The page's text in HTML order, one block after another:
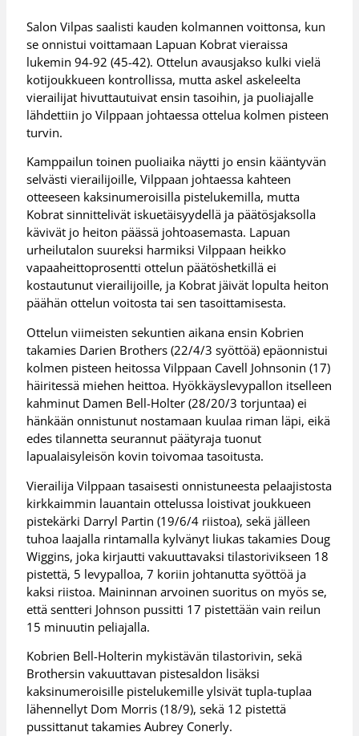
Salon Vilpas saalisti kauden kolmannen voittonsa, kun
se onnistui voittamaan Lapuan Kobrat vieraissa
lukemin 94-92 (45-42). Ottelun avausjakso kulki vielä
kotijoukkueen kontrollissa, mutta askel askeleelta
vierailijat hivuttautuivat ensin tasoihin, ja puoliajalle
lähdettiin jo Vilppaan johtaessa ottelua kolmen pisteen
turvin.
Kamppailun toinen puoliaika näytti jo ensin kääntyvän
selvästi vierailijoille, Vilppaan johtaessa kahteen
otteeseen kaksinumeroisilla pistelukemilla, mutta
Kobrat sinnittelivät iskuetäisyydellä ja päätösjaksolla
kävivät jo heiton päässä johtoasemasta. Lapuan
urheilutalon suureksi harmiksi Vilppaan heikko
vapaaheittoprosentti ottelun päätöshetkillä ei
kostautunut vierailijoille, ja Kobrat jäivät lopulta heiton
päähän ottelun voitosta tai sen tasoittamisesta.
Ottelun viimeisten sekuntien aikana ensin Kobrien
takamies Darien Brothers (22/4/3 syöttöä) epäonnistui
kolmen pisteen heitossa Vilppaan Cavell Johnsonin (17)
häiritessä miehen heittoa. Hyökkäyslevypallon itselleen
kahminut Damen Bell-Holter (28/20/3 torjuntaa) ei
hänkään onnistunut nostamaan kuulaa riman läpi, eikä
edes tilannetta seurannut päätyraja tuonut
lapualaisyleisön kovin toivomaa tasoitusta.
Vierailija Vilppaan tasaisesti onnistuneesta pelaajistosta
kirkkaimmin lauantain ottelussa loistivat joukkueen
pistekärki Darryl Partin (19/6/4 riistoa), sekä jälleen
tuhoa laajalla rintamalla kylvänyt liukas takamies Doug
Wiggins, joka kirjautti vakuuttavaksi tilastorivikseen 18
pistettä, 5 levypalloa, 7 koriin johtanutta syöttöä ja
kaksi riistoa. Maininnan arvoinen suoritus on myös se,
että sentteri Johnson pussitti 17 pistettään vain reilun
15 minuutin peliajalla.
Kobrien Bell-Holterin mykistävän tilastorivin, sekä
Brothersin vakuuttavan pistesaldon lisäksi
kaksinumeroisille pistelukemille ylsivät tupla-tuplaa
lähennellyt Dom Morris (18/9), sekä 12 pistettä
pussittanut takamies Aubrey Conerly.